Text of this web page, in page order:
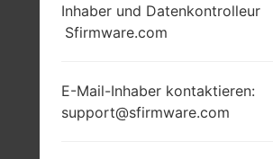
Inhaber und Datenkontrolleur
Sfirmware.com
E-Mail-Inhaber kontaktieren:
support@sfirmware.com